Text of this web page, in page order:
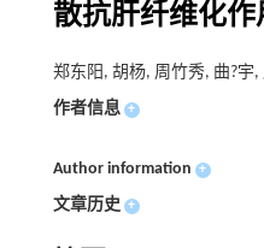
散抗肝纤维化作
郑东阳, 胡杨, 周竹秀, 曲?宇
作者信息 +
Author information +
文章历史 +